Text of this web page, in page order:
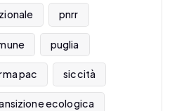
pnrr
puglia
pac siccità
ecologica